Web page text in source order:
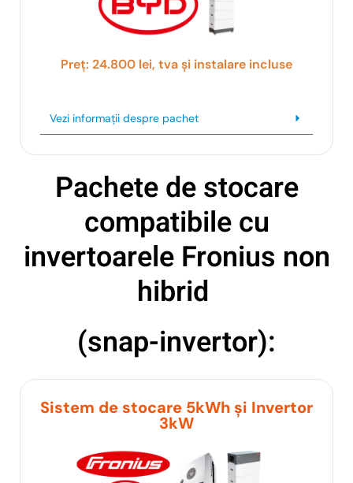
Preț: 24.800 lei, tva și instalare incluse
Vezi informații despre pachet
Pachete de stocare
compatibile cu
invertoarele Fronius non
hibrid
(snap-invertor):
Sistem de stocare 5kWh și Invertor
3kW